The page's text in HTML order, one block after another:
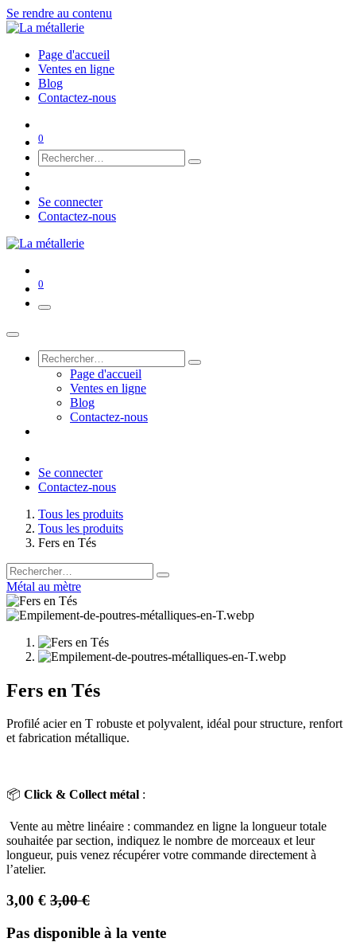
Se rendre au contenu
Page d'accueil
Ventes en ligne
Blog
Contactez-nous
0
Se connecter
Contactez-nous
0
Page d'accueil
Ventes en ligne
Blog
Contactez-nous
Se connecter
Contactez-nous
Tous les produits
Tous les produits
Fers en Tés
Métal au mètre
Fers en Tés
Profilé acier en T robuste et polyvalent, idéal pour structure, renfort
et fabrication métallique.
📦 Click & Collect métal :
Vente au mètre linéaire : commandez en ligne la longueur totale
souhaitée par section, indiquez le nombre de morceaux et leur
longueur, puis venez récupérer votre commande directement à
l’atelier.
3,00 € 3,00€
Pas disponible à la vente